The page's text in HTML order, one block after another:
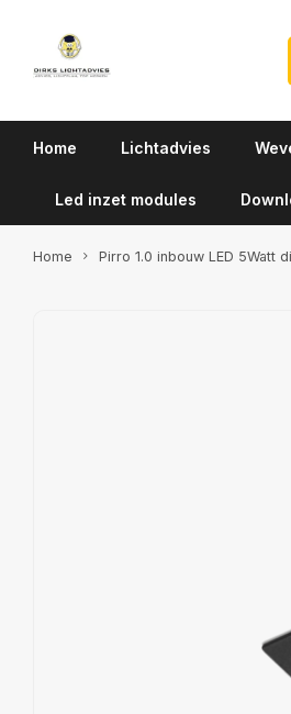
Home Lichtadvies
Led inzet modules
Home Pirro 1.0 inbouw LED 5Watt